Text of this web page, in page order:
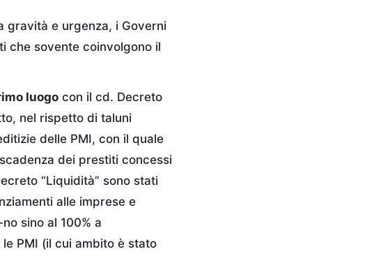
gravità e urgenza, i Governi
che sovente coinvolgono il
luogo con il cd. Decreto
nel rispetto di taluni
delle PMI, con il quale
dei prestiti concessi
“Liquidità” sono stati
alle imprese e
sino al 100% a
PMI (il cui ambito è stato